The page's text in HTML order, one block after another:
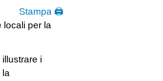
Stampa 🖨
locali per la
i
la